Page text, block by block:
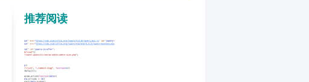
推荐阅读